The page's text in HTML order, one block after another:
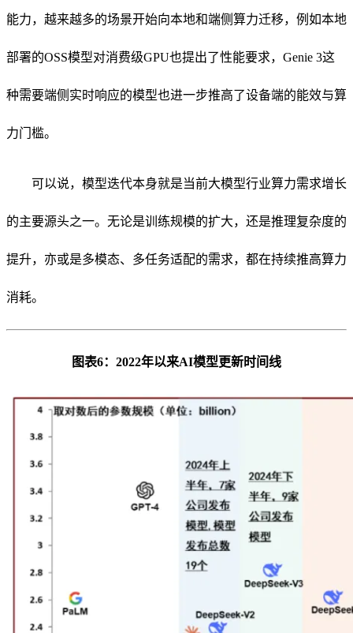
能力，越来越多的场景开始向本地和端侧算力迁移，例如本地
部署的OSS模型对消费级GPU也提出了性能要求，Genie 3这
种需要端侧实时响应的模型也进一步推高了设备端的能效与算
力门槛。
可以说，模型迭代本身就是当前大模型行业算力需求增长
的主要源头之一。无论是训练规模的扩大，还是推理复杂度的
提升，亦或是多模态、多任务适配的需求，都在持续推高算力
消耗。
图表6：2022年以来AI模型更新时间线